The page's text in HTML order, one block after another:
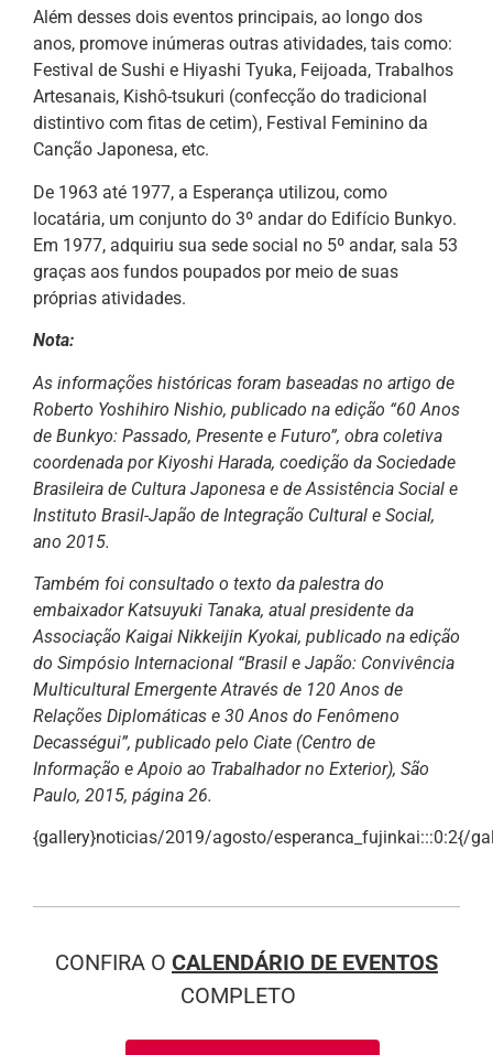
Além desses dois eventos principais, ao longo dos
anos, promove inúmeras outras atividades, tais como:
Festival de Sushi e Hiyashi Tyuka, Feijoada, Trabalhos
Artesanais, Kishô-tsukuri (confecção do tradicional
distintivo com fitas de cetim), Festival Feminino da
Canção Japonesa, etc.
De 1963 até 1977, a Esperança utilizou, como
locatária, um conjunto do 3º andar do Edifício Bunkyo.
Em 1977, adquiriu sua sede social no 5º andar, sala 53
graças aos fundos poupados por meio de suas
próprias atividades.
Nota:
As informações históricas foram baseadas no artigo de
Roberto Yoshihiro Nishio, publicado na edição “60 Anos
de Bunkyo: Passado, Presente e Futuro”, obra coletiva
coordenada por Kiyoshi Harada, coedição da Sociedade
Brasileira de Cultura Japonesa e de Assistência Social e
Instituto Brasil-Japão de Integração Cultural e Social,
ano 2015.
Também foi consultado o texto da palestra do
embaixador Katsuyuki Tanaka, atual presidente da
Associação Kaigai Nikkeijin Kyokai, publicado na edição
do Simpósio Internacional “Brasil e Japão: Convivência
Multicultural Emergente Através de 120 Anos de
Relações Diplomáticas e 30 Anos do Fenômeno
Decasségui”, publicado pelo Ciate (Centro de
Informação e Apoio ao Trabalhador no Exterior), São
Paulo, 2015, página 26.
{gallery}noticias/2019/agosto/esperanca_fujinkai:::0:2{/
CONFIRA O CALENDÁRIO DE EVENTOS
COMPLETO